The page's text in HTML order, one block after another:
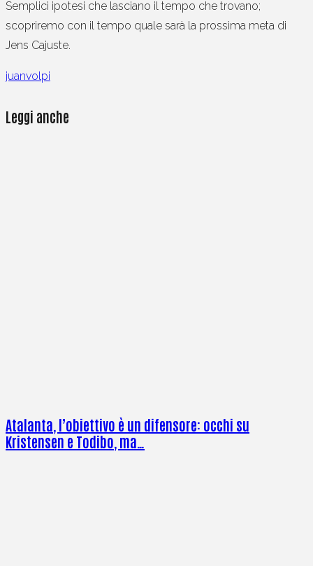
Semplici ipotesi che lasciano il tempo che trovano;
scopriremo con il tempo quale sarà la prossima meta di
Jens Cajuste.
juanvolpi
Leggi anche
Atalanta, l’obiettivo è un difensore: occhi su
Kristensen e Todibo, ma…